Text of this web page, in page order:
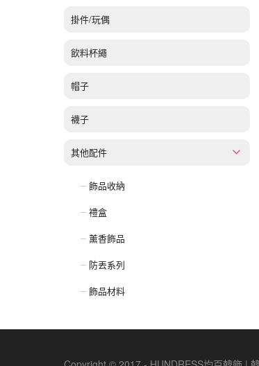
掛件/玩偶
飲料杯繩
帽子
襪子
其他配件
飾品收納
禮盒
薰香飾品
防丟系列
飾品材料